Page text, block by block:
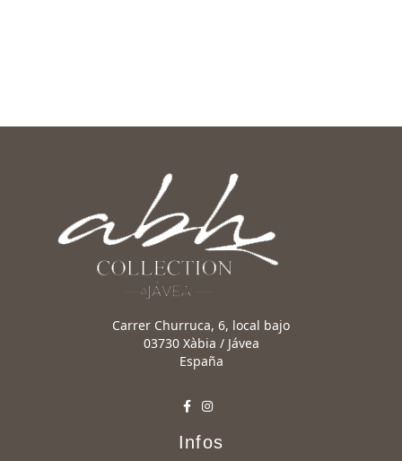
Carrer Churruca, 6, local bajo
03730 Xàbia / Jávea
España
Infos